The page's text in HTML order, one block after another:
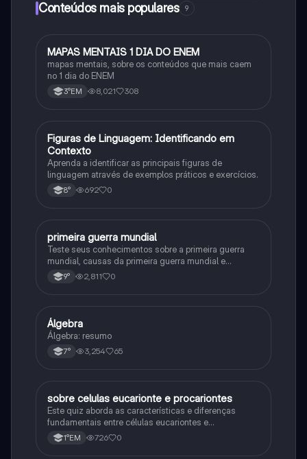
Conteúdos mais populares 9
Português
MAPAS MENTAIS 1 DIA DO ENEM
mapas mentais, sobre os conteúdos que mais caem
no 1 dia do ENEM
3°EM 8,021 308
FPortuguês
Figuras de Linguagem: Identificando em
Contexto
Aprenda a identificar as principais figuras de
linguagem através de exemplos práticos e exercícios.
8° 692 0
História
primeira guerra mundial
Teste seus conhecimentos sobre a primeira guerra
mundial, causas da primeira guerra mundial e
consequências da Primeira Guerra Mundial, fases da
primeira guerra mundial
9° 2,811 0
Matematica
Álgebra
Álgebra: resumo
7° 3,254 65
Biologia
sobre celulas eucarionte e procariontes
Este quiz aborda as características e diferenças
fundamentais entre células eucariontes e
procariontes.
1°EM 726 0